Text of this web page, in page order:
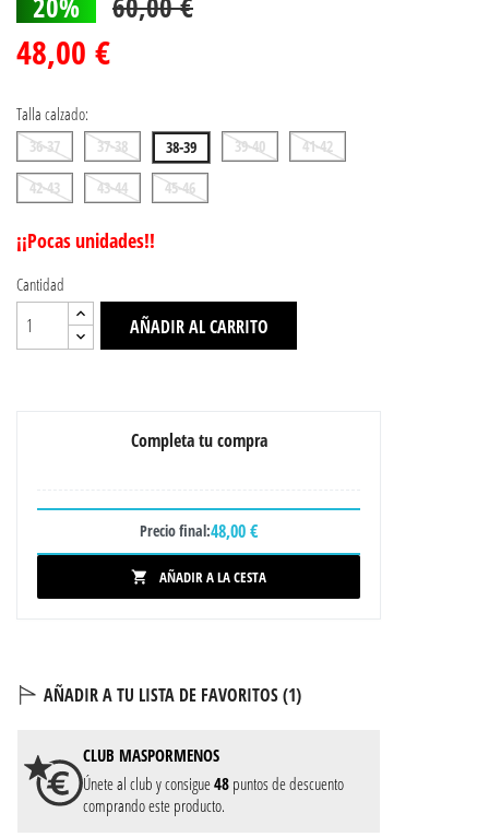
48,00 €
Talla calzado:
36-37 37-38 38-39 39-40
41-42
42-43
43-44 45-46
¡¡Pocas unidades!!
Cantidad
AÑADIR AL CARRITO
Completa tu compra
Precio final:48,00 €
 AÑADIR A LA CESTA
AÑADIR A TU LISTA DE FAVORITOS (1)
CLUB MASPORMENOS
Únete al club y consigue48 puntos de descuento
comprando este producto.